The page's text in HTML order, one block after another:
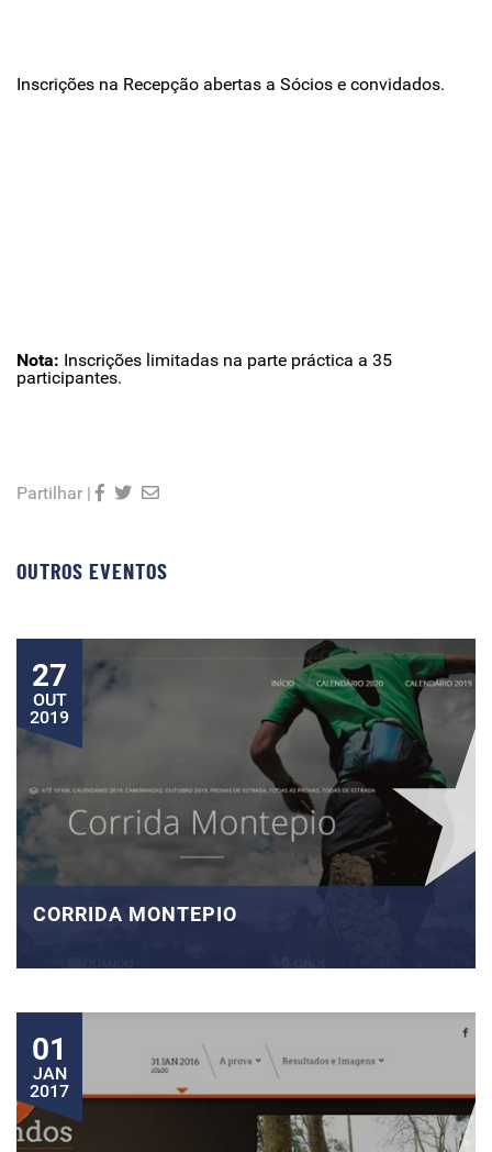
Inscrições na Recepção abertas a Sócios e convidados.
Nota: Inscrições limitadas na parte práctica a 35
participantes.
Partilhar |
OUTROS EVENTOS
27
OUT
2019
CORRIDA MONTEPIO
01
JAN
2017